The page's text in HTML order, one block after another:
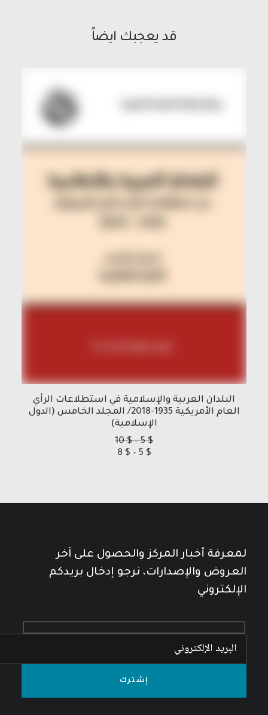
قد يعجبك ايضاً
البلدان العربية والإسلامية في استطلاعات الرأي
العام الأمريكية 1935-2018/ المجلد الخامس (الدول
الإسلامية)
5$
–
10$
نطاق
5 $
–
8 $
خلال
لمعرفة أخبار المركز والحصول على آخر
العروض والإصدارات، نرجو إدخال بريدكم
الإلكتروني